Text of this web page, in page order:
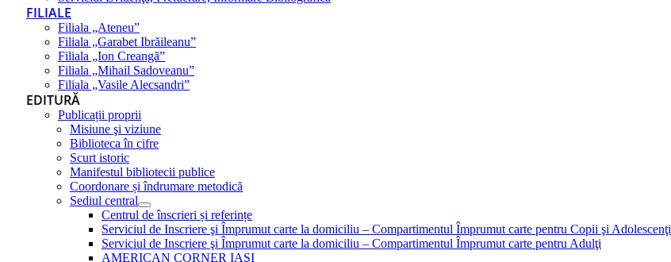
FILIALE
Filiala „Ateneu”
Filiala „Garabet Ibrăileanu”
Filiala „Ion Creangă”
Filiala „Mihail Sadoveanu”
Filiala „Vasile Alecsandri”
EDITURĂ
Publicații proprii
Misiune şi viziune
Biblioteca în cifre
Scurt istoric
Manifestul bibliotecii publice
Coordonare și îndrumare metodică
Sediul central
Centrul de înscrieri și referințe
Serviciul de Inscriere şi Împrumut carte la domiciliu – Compartimentul Împrumut carte pentru Copii şi Adolescenţi
Serviciul de Inscriere şi Împrumut carte la domiciliu – Compartimentul Împrumut carte pentru Adulţi
AMERICAN CORNER IAŞI